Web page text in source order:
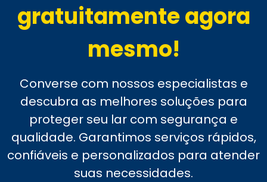
gratuitamente agora
mesmo!
Converse com nossos especialistas e
descubra as melhores soluções para
proteger seu lar com segurança e
qualidade. Garantimos serviços rápidos,
confiáveis e personalizados para atender
suas necessidades.